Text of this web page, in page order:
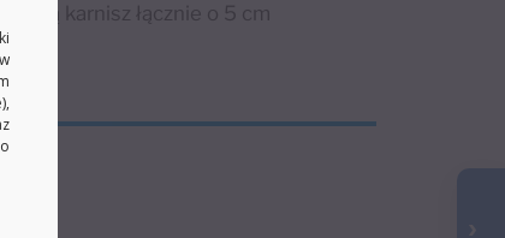
karnisz łącznie o 5 cm